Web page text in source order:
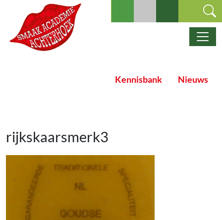
Ga naar de inhoud
Hoofdnavigatie
Kennisbank Nieuws
rijkskaarsmerk3